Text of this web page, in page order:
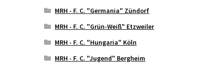
MRH - F. C. "Germania" Zündorf
MRH - F. C. "Grün-Weiß" Etzweiler
MRH - F. C. "Hungaria" Köln
MRH - F. C. "Jugend" Bergheim